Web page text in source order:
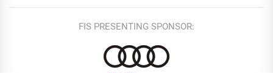
FIS PRESENTING SPONSOR: